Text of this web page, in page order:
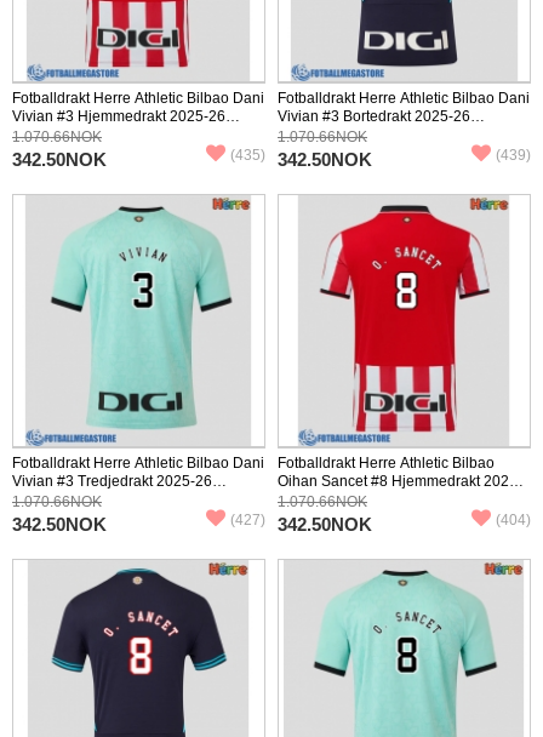
Fotballdrakt Herre Athletic Bilbao Dani
Vivian #3 Hjemmedrakt 2025-26
Kortermet
1.070.66NOK
342.50NOK (435)
Fotballdrakt Herre Athletic Bilbao Dani
Vivian #3 Bortedrakt 2025-26
Kortermet
1.070.66NOK
342.50NOK (439)
Fotballdrakt Herre Athletic Bilbao Dani
Vivian #3 Tredjedrakt 2025-26
Kortermet
1.070.66NOK
342.50NOK (427)
Fotballdrakt Herre Athletic Bilbao
Oihan Sancet #8 Hjemmedrakt 2025-
26 Kortermet
1.070.66NOK
342.50NOK (404)